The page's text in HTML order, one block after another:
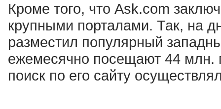
Кроме того, что Ask.com
крупными порталами. Так, на
разместил популярный
ежемесячно посещают 44 млн.
поиск по его сайту